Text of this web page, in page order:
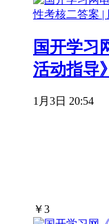
国开学习
活动指导
1月3日 20:54
￥3